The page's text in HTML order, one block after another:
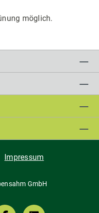
möglich.
Impressum
GmbH